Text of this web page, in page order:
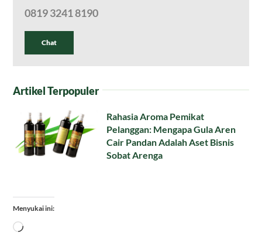
0819 3241 8190
Chat
Artikel Terpopuler
Rahasia Aroma Pemikat
Pelanggan: Mengapa Gula Aren
Cair Pandan Adalah Aset Bisnis
Sobat Arenga
Menyukai ini:
Memuat...